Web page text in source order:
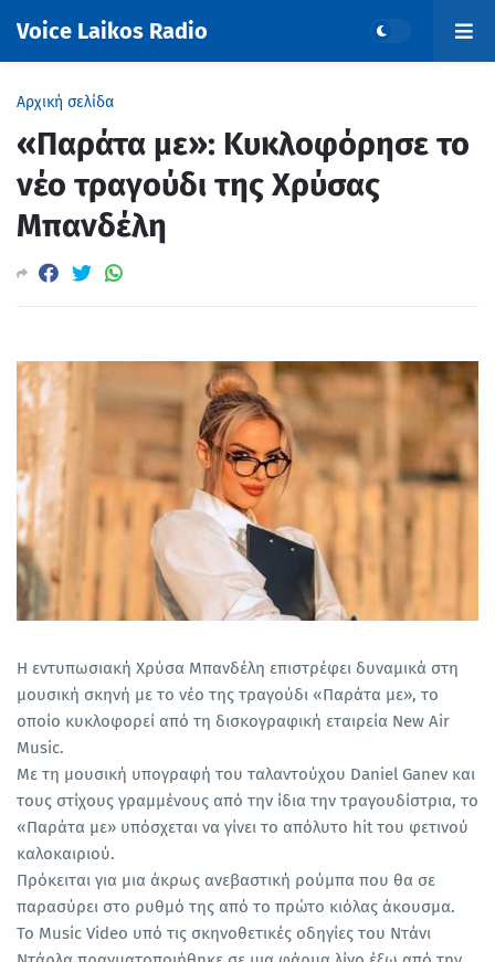
Voice Laikos Radio
Αρχική σελίδα
«Παράτα με»: Κυκλοφόρησε το
νέο τραγούδι της Χρύσας
Μπανδέλη
Η εντυπωσιακή Χρύσα Μπανδέλη επιστρέφει δυναμικά στη
μουσική σκηνή με το νέο της τραγούδι «Παράτα με», το
οποίο κυκλοφορεί από τη δισκογραφική εταιρεία New Air
Music.
Με τη μουσική υπογραφή του ταλαντούχου Daniel Ganev και
τους στίχους γραμμένους από την ίδια την τραγουδίστρια, το
«Παράτα με» υπόσχεται να γίνει το απόλυτο hit του φετινού
καλοκαιριού.
Πρόκειται για μια άκρως ανεβαστική ρούμπα που θα σε
παρασύρει στο ρυθμό της από το πρώτο κιόλας άκουσμα.
Το Music Video υπό τις σκηνοθετικές οδηγίες του Ντάνι